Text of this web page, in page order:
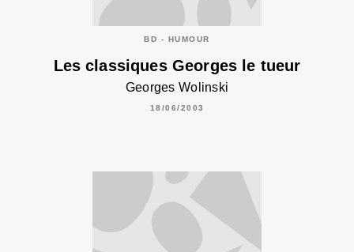
BD - HUMOUR
Les classiques Georges le tueur
Georges Wolinski
18/06/2003